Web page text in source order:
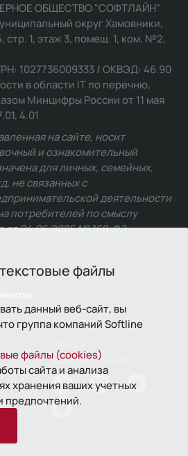
файлы
данный веб-сайт, вы
группа компаний Softline
файлы (cookies)
сайта и анализа
хранения ваших учетных
предпочтений.
ОБЩЕСТВО "СОФТЛАЙН"
округ Хамовники,
стр. 1, этаж 3, помещ. 1, ком. №2,
1027736009333 / ОКВЭД: 46.90
в области IT по перечню,
Минцифры России от 11 мая
4.01
на сайте, носит
и ознакомительный
для личных, семейных,
не связанных с
деятельности
потребителей по смыслу
от 24.06.2025 № 168-ФЗ.
использования